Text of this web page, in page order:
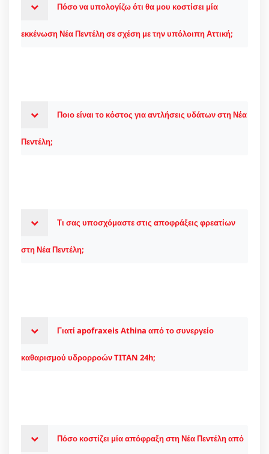
Πόσο να υπολογίζω ότι θα μου κοστίσει μία
εκκένωση Νέα Πεντέλη σε σχέση με την υπόλοιπη Αττική;
Ποιο είναι το κόστος για αντλήσεις υδάτων στη Νέα
Πεντέλη;
Τι σας υποσχόμαστε στις αποφράξεις φρεατίων
στη Νέα Πεντέλη;
Γιατί apofraxeis Athina από το συνεργείο
καθαρισμού υδρορροών TITAN 24h;
Πόσο κοστίζει μία απόφραξη στη Νέα Πεντέλη από